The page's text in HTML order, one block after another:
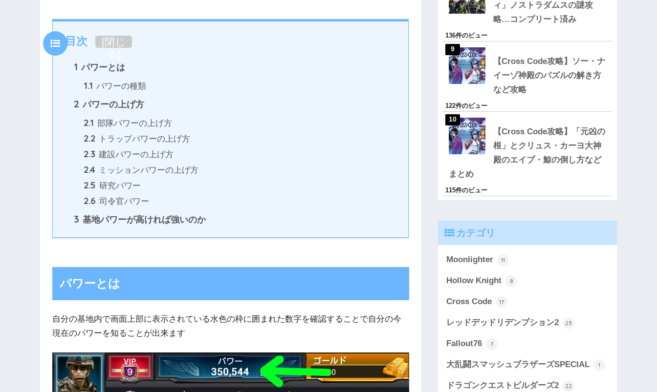
目次 [閉じ
1 パワーとは
1.1 パワーの種類
2 パワーの上げ方
2.1 部隊パワーの上げ方
2.2 トラップパワーの上げ方
2.3 建設パワーの上げ方
2.4 ミッションパワーの上げ方
2.5 研究パワー
2.6 司令官パワー
3 基地パワーが高ければ強いのか
パワーとは
自分の基地内で画面上部に表示されている水色の枠に囲まれた数字を確認することで自分の今
現在のパワーを知ることが出来ます
ィ」ノストラダムスの謎攻
略…コンプリート済み
136件のビュー
【Cross Code攻略】ソー・ナ
イーゾ神殿のパズルの解き方
など攻略
122件のビュー
【Cross Code攻略】「元凶の
根」とクリュス・カーヨ大神
殿のエイプ・鯨の倒し方など
まとめ
115件のビュー
カテゴリ
Moonlighter 11
Hollow Knight 8
Cross Code 17
レッドデッドリデンプション2 23
Fallout76 7
大乱闘スマッシュブラザーズSPECIAL 1
ドラゴンクエストビルダーズ2 22